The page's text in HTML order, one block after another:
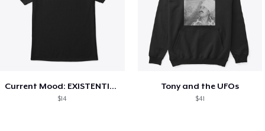
Current Mood: EXISTENTIAL CRISIS
$14
Tony and the UFOs
$41